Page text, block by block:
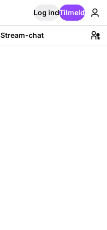
Log indTilmeld
Stream-chat